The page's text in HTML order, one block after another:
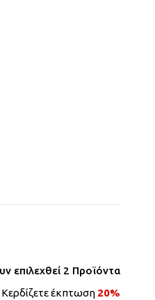
επιλεχθεί 2 Προϊόντα
Κερδίζετε έκπτωση 20%